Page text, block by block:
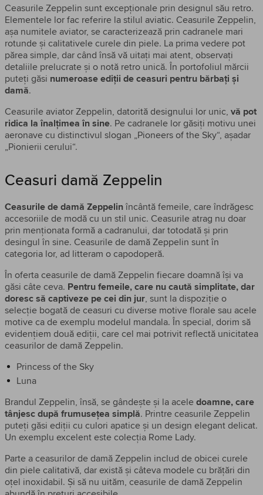
Ceasurile Zeppelin sunt excepționale prin designul său retro.
Elementele lor fac referire la stilul aviatic. Ceasurile Zeppelin,
așa numitele aviator, se caracterizează prin cadranele mari
rotunde și calitativele curele din piele. La prima vedere pot
părea simple, dar când însă vă uitați mai atent, observați
detaliile prelucrate și o notă retro unică. În portofoliul mărcii
puteți găsi numeroase ediții de ceasuri pentru bărbați și
damă.
Ceasurile aviator Zeppelin, datorită designului lor unic, vă pot
ridica la înalțimea în sine. Pe cadranele lor găsiți motivu unei
aeronave cu distinctivul slogan „Pioneers of the Sky“, așadar
„Pionierii cerului“.
Ceasuri damă Zeppelin
Ceasurile de damă Zeppelinîncântă femeile, care îndrăgesc
accesoriile de modă cu un stil unic. Ceasurile atrag nu doar
prin menționata formă a cadranului, dar totodată și prin
desingul în sine. Ceasurile de damă Zeppelin sunt în
categoria lor, ad litteram o capodoperă.
În oferta ceasurile de damă Zeppelin fiecare doamnă își va
găsi câte ceva. Pentru femeile, care nu caută simplitate, dar
doresc să captiveze pe cei din jur, sunt la dispoziție o
selecție bogată de ceasuri cu diverse motive florale sau acele
motive ca de exemplu modelul mandala. În special, dorim să
evidențiem două ediții, care cel mai potrivit reflectă unicitatea
ceasurilor de damă Zeppelin.
Princess of the Sky
Luna
Brandul Zeppelin, însă, se gândește și la aceledoamne, care
tânjesc după frumusețea simplă. Printre ceasurile Zeppelin
puteți găsi ediții cu culori apatice și un design elegant delicat.
Un exemplu excelent este colecția Rome Lady.
Parte a ceasurilor de damă Zeppelin includ de obicei curele
din piele calitativă, dar există și câteva modele cu brățări din
oțel inoxidabil. Și să nu uităm, ceasurile de damă Zeppelin